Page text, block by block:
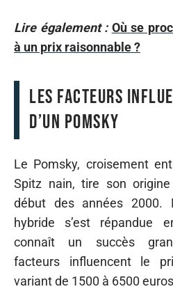
Lire également : Où se
à un prix raisonnable ?
Les facteurs
d’un Pomsky
Le Pomsky, croisement
Spitz nain, tire son
début des années 2000.
hybride s’est répandue
connaît un succès
facteurs influencent le
variant de 1500 à 6500